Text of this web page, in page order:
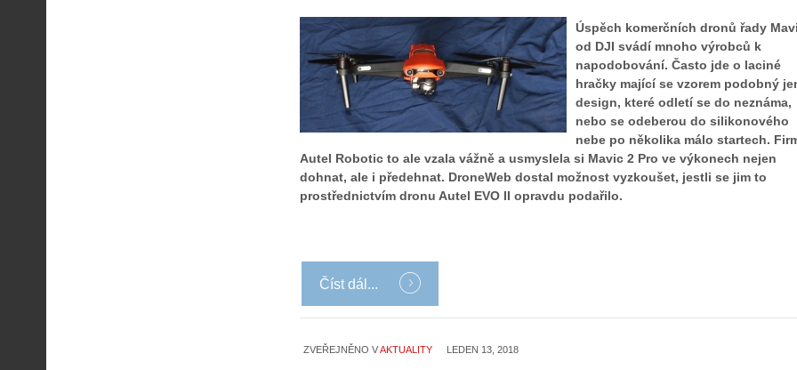
Úspěch komerčních dronů řady
od DJI svádí mnoho výrobců k
napodobování. Často jde o laciné
hračky mající se vzorem podobný
design, které odletí se do neznáma,
nebo se odeberou do silikonového
nebe po několika málo startech.
Autel Robotic to ale vzala vážně a usmyslela si Mavic 2 Pro ve výkonech nejen
dohnat, ale i předehnat. DroneWeb dostal možnost vyzkoušet, jestli se jim to
prostřednictvím dronu Autel EVO II opravdu podařilo.
Číst dál...
ZVEŘEJNĚNO VAKTUALITY LEDEN 13, 2018